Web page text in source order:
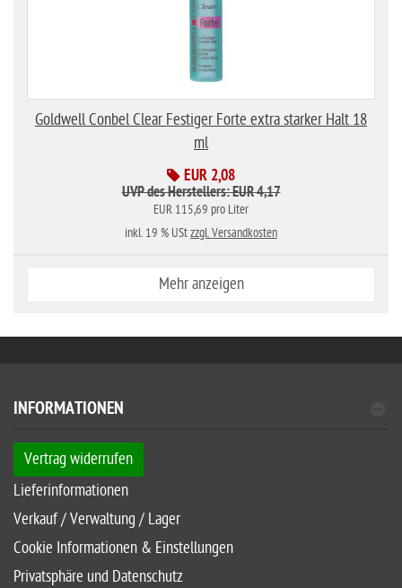
Goldwell Conbel Clear Festiger Forte extra starker Halt 18
ml
EUR 2,08
UVP des Herstellers: EUR 4,17
EUR 115,69 pro Liter
inkl. 19 % UStzzgl. Versandkosten
Mehr anzeigen
INFORMATIONEN
Vertrag widerrufen
Lieferinformationen
Verkauf / Verwaltung / Lager
Cookie Informationen & Einstellungen
Privatsphäre und Datenschutz